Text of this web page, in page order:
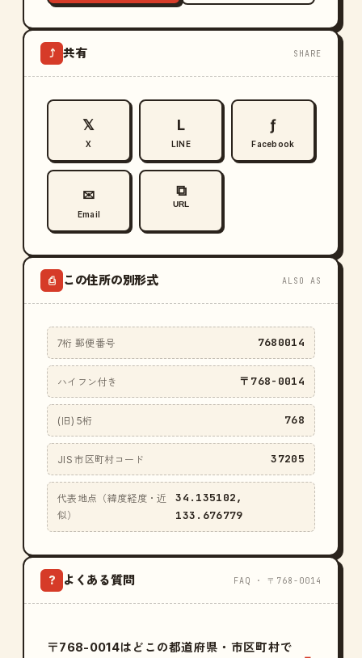
⤴ 共有 SHARE
𝕏
X
L
LINE
ƒ
Facebook
✉
Email
⧉
URL
⎙ この住所の別形式 ALSO AS
7桁 郵便番号 7680014
ハイフン付き 〒768-0014
(旧) 5桁 768
JIS 市区町村コード 37205
代表地点（緯度経度・近
似）
34.135102,
133.676779
? よくある質問 FAQ · 〒768-0014
〒768-0014はどこの都道府県・市区町村で